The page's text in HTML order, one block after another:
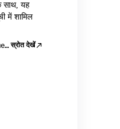
साथ, यह
में शामिल
github.com/jivoi/awesome-osint स्रोत देखें